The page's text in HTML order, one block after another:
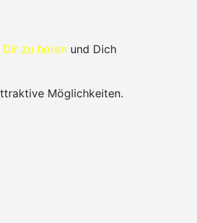
zu hören und Dich
Möglichkeiten.